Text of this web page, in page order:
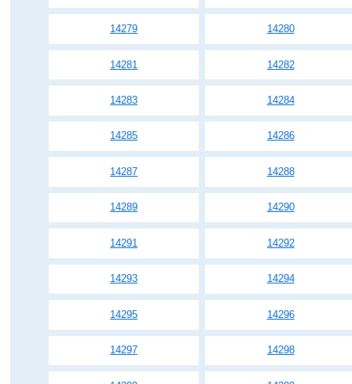
14279 14280
14281 14282
14283 14284
14285 14286
14287 14288
14289 14290
14291 14292
14293 14294
14295 14296
14297 14298